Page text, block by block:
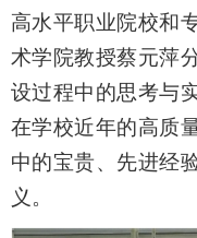
高水平职业院校和
术学院教授蔡元萍
设过程中的思考与
在学校近年的高质
中的宝贵、先进经
义。